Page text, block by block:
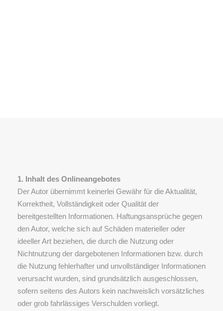
1. Inhalt des Onlineangebotes
Der Autor übernimmt keinerlei Gewähr für die Aktualität,
Korrektheit, Vollständigkeit oder Qualität der
bereitgestellten Informationen. Haftungsansprüche gegen
den Autor, welche sich auf Schäden materieller oder
ideeller Art beziehen, die durch die Nutzung oder
Nichtnutzung der dargebotenen Informationen bzw. durch
die Nutzung fehlerhafter und unvollständiger Informationen
verursacht wurden, sind grundsätzlich ausgeschlossen,
sofern seitens des Autors kein nachweislich vorsätzliches
oder grob fahrlässiges Verschulden vorliegt.